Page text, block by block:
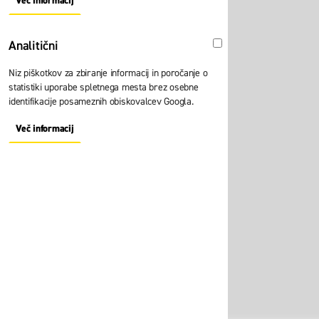
About "Oglaševalski" Cookie Group
Analitični Analitični
Niz piškotkov za zbiranje informacij in poročanje o
statistiki uporabe spletnega mesta brez osebne
identifikacije posameznih obiskovalcev Googla.
Več informacijAbout "Analitični" Cookie Group